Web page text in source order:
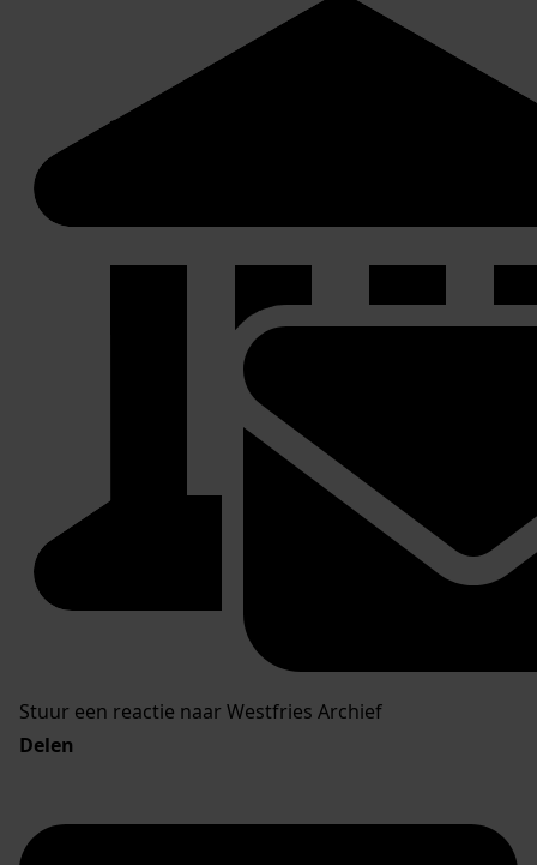
Stuur een reactie naar Westfries Archief
Delen